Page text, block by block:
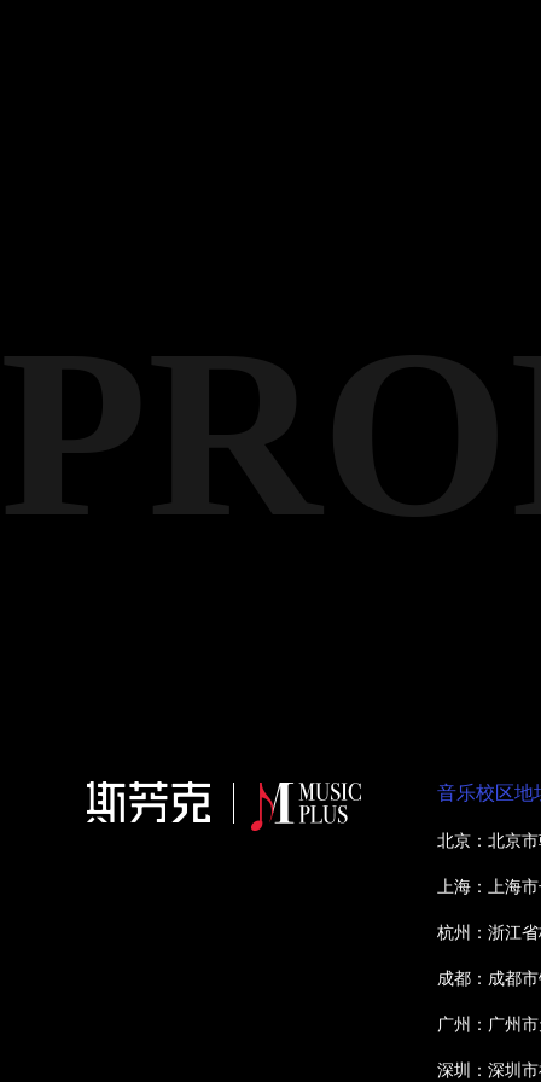
音乐校区地
北京：北京
上海：上海
杭州：浙江
成都：成都
广州：广州
深圳：深圳